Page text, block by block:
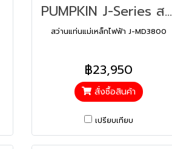
PUMPKIN J-Series สว่านแท่นแม่เหล็กไฟฟ้า J-MD3800 (50186)
สว่านแท่นแม่เหล็กไฟฟ้า J-MD3800
฿23,950
สั่งซื้อสินค้า
เปรียบเทียบ